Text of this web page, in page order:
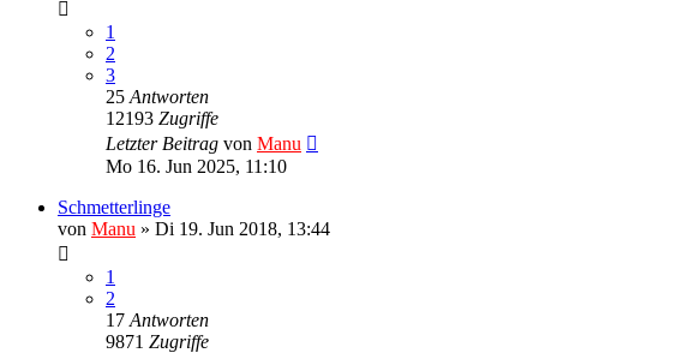
1
2
3
25 Antworten
12193 Zugriffe
Letzter Beitrag von Manu
Mo 16. Jun 2025, 11:10
Schmetterlinge
von Manu » Di 19. Jun 2018, 13:44
1
2
17 Antworten
9871 Zugriffe